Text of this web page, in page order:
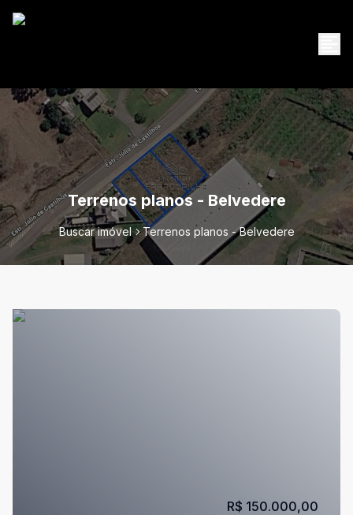
Terrenos planos - Belvedere
Buscar imóvel Terrenos planos - Belvedere
R$ 150.000,00